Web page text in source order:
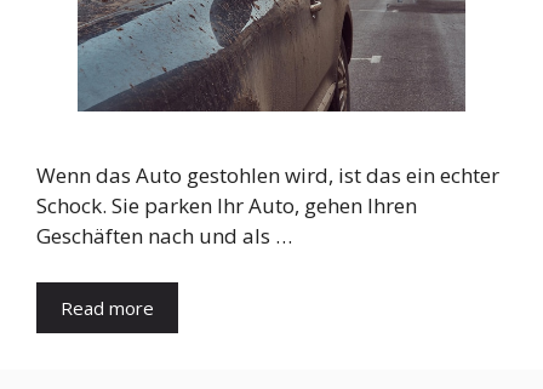
Wenn das Auto gestohlen wird, ist das ein echter
Schock. Sie parken Ihr Auto, gehen Ihren
Geschäften nach und als …
Read more